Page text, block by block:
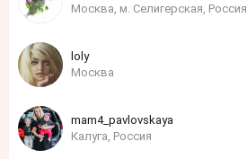
Москва, м. Селигерская, Россия
loly
Москва
mam4_pavlovskaya
Калуга, Россия